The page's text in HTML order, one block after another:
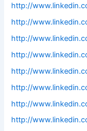
http://
http://
http://
http://
http://
http://
http://
http://